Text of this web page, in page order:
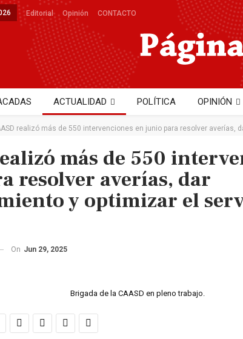
Editorial Opinión CONTACTO
ACTUALIDAD POLÍTICA OPINIÓN
ENTRETENIMIENTO TECNOLOGÍA Hector
realizó más de 550 intervenciones en junio para resolver averías,
más de 550
resolver averías, dar
y optimizar el
On Jun 29, 2025
Brigada de la CAASD en pleno trabajo.